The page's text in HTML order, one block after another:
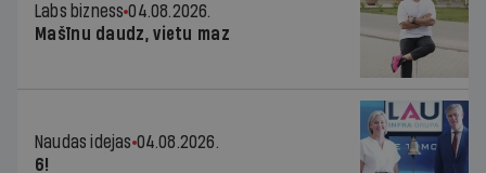
Labs bizness 04.08.2026.
Mašīnu daudz, vietu maz
Naudas idejas 04.08.2026.
6!